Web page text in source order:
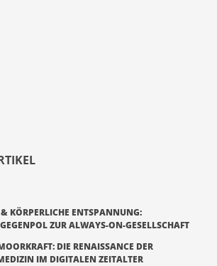
& KÖRPERLICHE ENTSPANNUNG:
ZUR ALWAYS-ON-GESELLSCHAFT
DIE RENAISSANCE DER
IM DIGITALEN ZEITALTER